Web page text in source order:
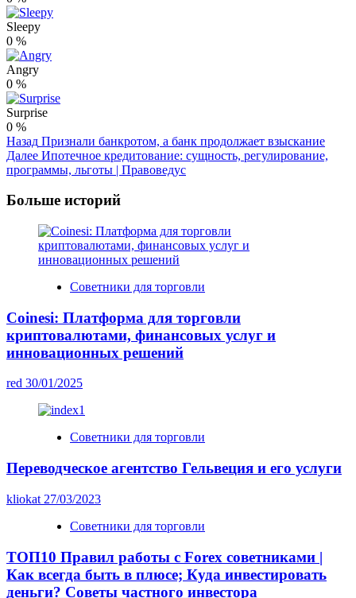
Sleepy
0 %
Angry
0 %
Surprise
0 %
Post
Navigation
Назад Признали банкротом, а банк продолжает взыскание
Далее Ипотечное кредитование: сущность, регулирование,
программы, льготы | Правоведус
Больше историй
Советники для торговли
Coinesi: Платформа для торговли
криптовалютами, финансовых услуг и
инновационных решений
red 30/01/2025
Советники для торговли
Переводческое агентство Гельвеция и его услуги
kliokat 27/03/2023
Советники для торговли
ТОП10 Правил работы с Forex советниками |
Как всегда быть в плюсе; Куда инвестировать
деньги? Советы частного инвестора